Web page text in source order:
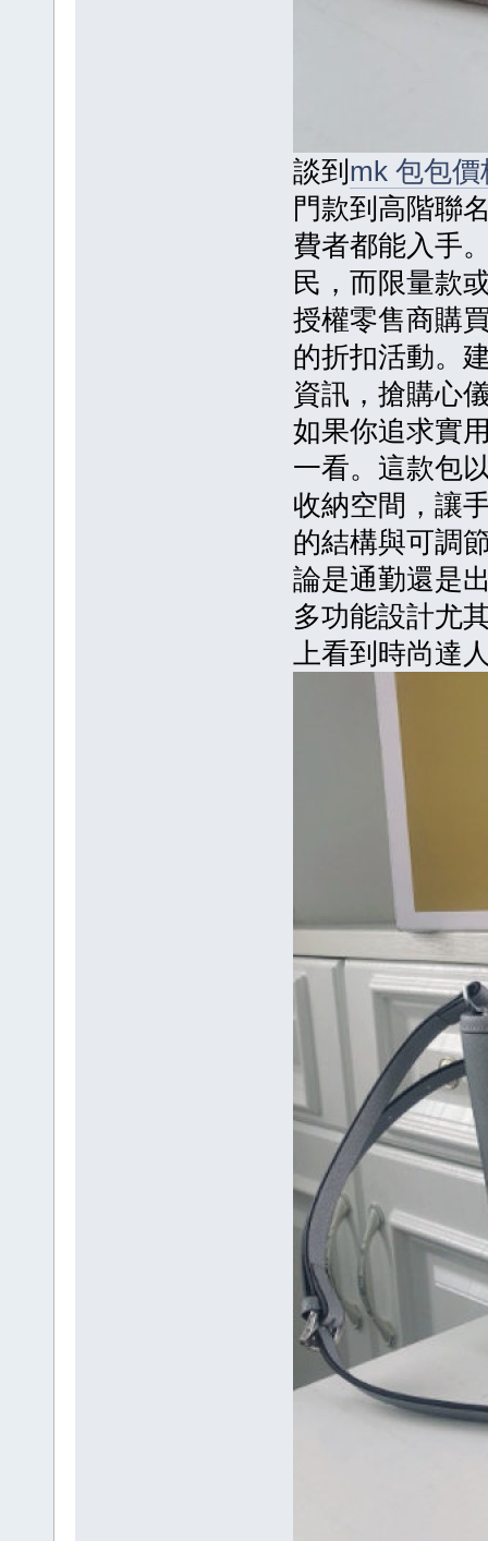
談到 mk 包包價
門款到高階聯
費者都能入手
民，而限量款
授權零售商購
的折扣活動。
資訊，搶購心
如果你追求實
一看。這款包
收納空間，讓
的結構與可調
論是通勤還是
多功能設計尤
上看到時尚達